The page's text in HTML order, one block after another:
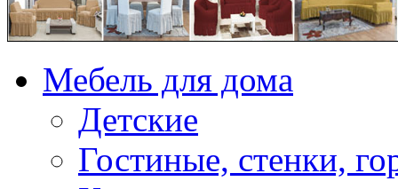
Мебель для дома
Детские
Гостиные, стенки,